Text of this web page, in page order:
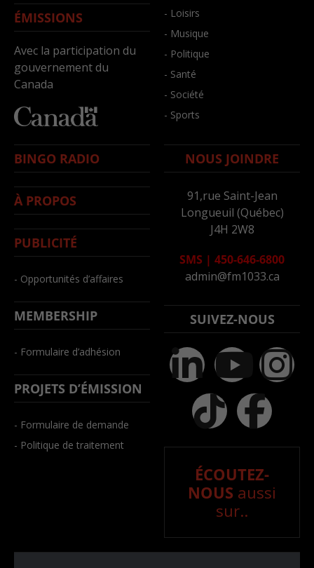
ÉMISSIONS
Avec la participation du
gouvernement du
Canada
- Loisirs
- Musique
- Politique
- Santé
- Société
- Sports
BINGO RADIO
À PROPOS
PUBLICITÉ
- Opportunités d’affaires
MEMBERSHIP
- Formulaire d’adhésion
PROJETS D’ÉMISSION
- Formulaire de demande
- Politique de traitement
NOUS JOINDRE
91,rue Saint-Jean
Longueuil (Québec)
J4H 2W8
SMS | 450-646-6800
admin@fm1033.ca
SUIVEZ-NOUS
ÉCOUTEZ-
NOUS aussi
sur..